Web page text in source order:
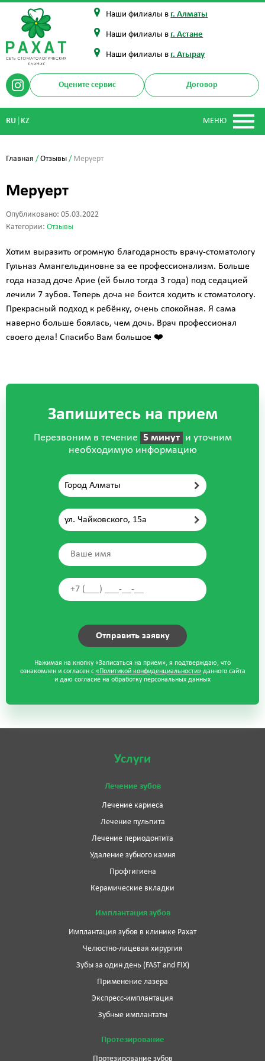
Наши филиалы в г. Алматы
Наши филиалы в г. Астане
Наши филиалы в г. Атырау
Оцените сервис Договор
МЕНЮ
RU KZ
Главная /Отзывы / Меруерт
Меруерт
Опубликовано: 05.03.2022
Категории: Отзывы
Хотим выразить огромную благодарность врачу-стоматологу
Гульназ Амангельдиновне за ее профессионализм. Больше
года назад доче Арие (ей было тогда 3 года) под седацией
лечили 7 зубов. Теперь доча не боится ходить к стоматологу.
Прекрасный подход к ребёнку, очень спокойная. Я сама
наверно больше боялась, чем дочь. Врач профессионал
своего дела! Спасибо Вам большое ❤️
Запишитесь на прием
Перезвоним в течение 5 минут и уточним
необходимую информацию
Город Алматы
ул. Чайковского, 15а
Нажимая на кнопку «Записаться на прием», я подтверждаю, что
ознакомлен и согласен с «Политикой конфиденциальности»данного сайта
и даю согласие на обработку персональных данных
Услуги
Лечение зубов
Лечение кариеса
Лечение пульпита
Лечение периодонтита
Удаление зубного камня
Профгигиена
Керамические вкладки
Имплантация зубов
Имплантация зубов в клинике Рахат
Челюстно-лицевая хирургия
Зубы за один день (FAST and FIX)
Применение лазера
Экспресс-имплантация
Зубные имплантаты
Протезирование
Протезирование зубов